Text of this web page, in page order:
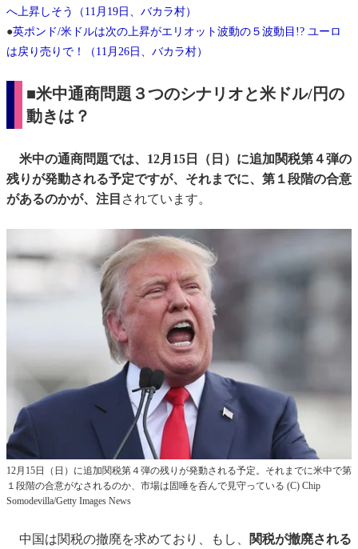
へ上昇しそう（11月19日、バカラ村）
●英ポンド/米ドルは次の上昇がエリオット波動の５波動目!? ユーロ
は戻り売りで！（11月26日、バカラ村）
■米中通商問題３つのシナリオと米ドル/円の
動きは？
米中の通商問題では、12月15日（日）に追加関税第４弾の
残りが発動される予定ですが、それまでに、第１段階の合意
があるのかが、注目 されています。
12月15日（日）に追加関税第４弾の残りが発動される予定。それまでに米中で第
１段階の合意がなされるのか、市場は固唾を呑んで見守っている (C) Chip
Somodevilla/Getty Images News
中国は関税の撤廃を求めており、もし、 関税が撤廃される